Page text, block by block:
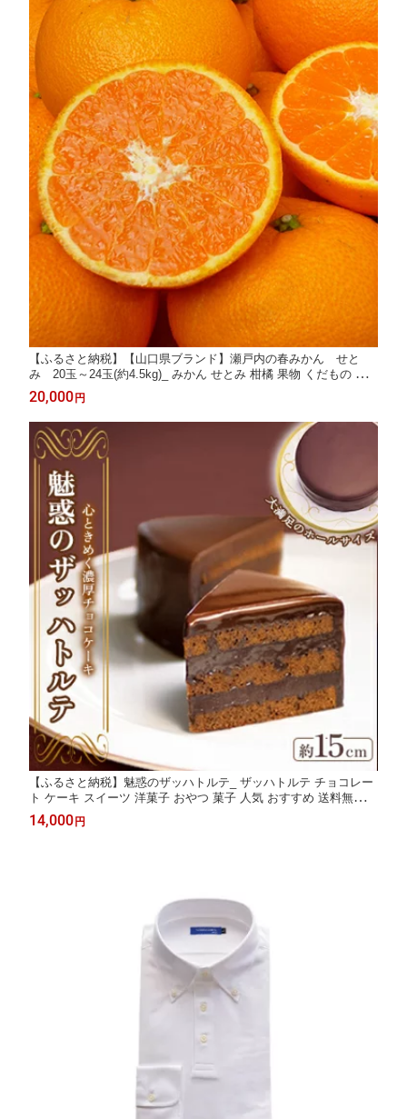
【ふるさと納税】【山口県ブランド】瀬戸内の春みかん せと
み 20玉～24玉(約4.5kg)_ みかん せとみ 柑橘 果物 くだもの フ
ルーツ 瀬戸内 山口県 ブランド オリジナル品種 甘い 糖度 人気 お
すすめ お取り寄せ 送料無料 【1007405】
20,000 円
【ふるさと納税】魅惑のザッハトルテ_ ザッハトルテ チョコレー
ト ケーキ スイーツ 洋菓子 おやつ 菓子 人気 おすすめ 送料無料
贈答 ギフト プレゼント 果子乃季 魅惑のザッハトルテ 【配送不可
地域：離島】【1001410】
14,000 円